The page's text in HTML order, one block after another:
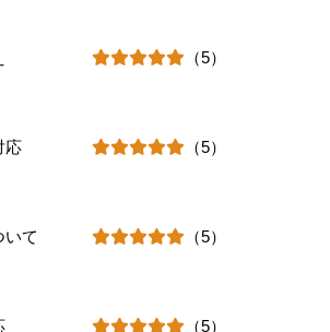
（5）
応 （5）
いて （5）
（5）